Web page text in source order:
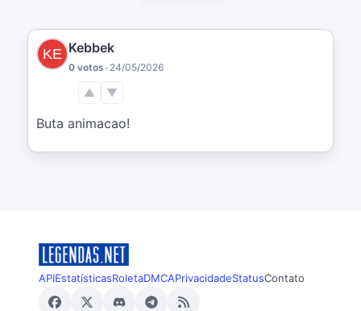
Kebbek
0 votos • 24/05/2026
▲ ▼
Buta animacao!
APIEstatísticasRoletaDMCAPrivacidadeStatusContato